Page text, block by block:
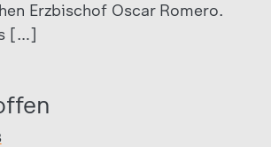
Erzbischof Oscar Romero.
[…]